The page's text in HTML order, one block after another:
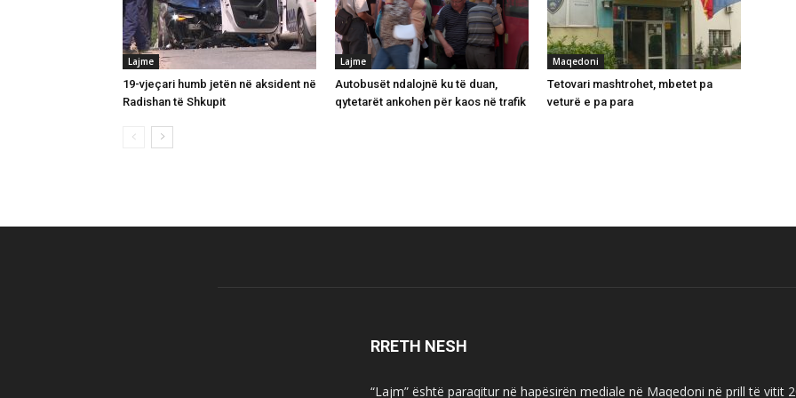
Lajme
19-vjeçari humb jetën në aksident në
Radishan të Shkupit
Lajme
Autobusët ndalojnë ku të duan,
qytetarët ankohen për kaos në trafik
Maqedoni
Tetovari mashtrohet, mbetet pa
veturë e pa para
RRETH NESH
“Lajm” është paraqitur në hapësirën mediale në Maqedoni në prill të